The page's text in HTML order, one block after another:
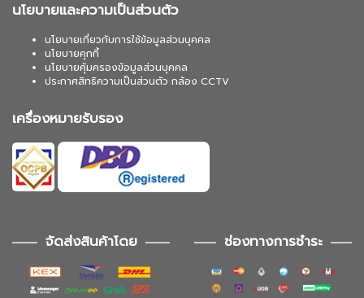
นโยบายและความเป็นส่วนตัว
นโยบายเกี่ยวกับการใช้ข้อมูลส่วนบุคคล
นโยบายคุกกี้
นโยบายคุ้มครองข้อมูลส่วนบุคคล
ประกาศสิทธิความเป็นส่วนตัว กล้อง CCTV
เครื่องหมายรับรอง
จัดส่งสินค้าโดย ช่องทางการชำระ